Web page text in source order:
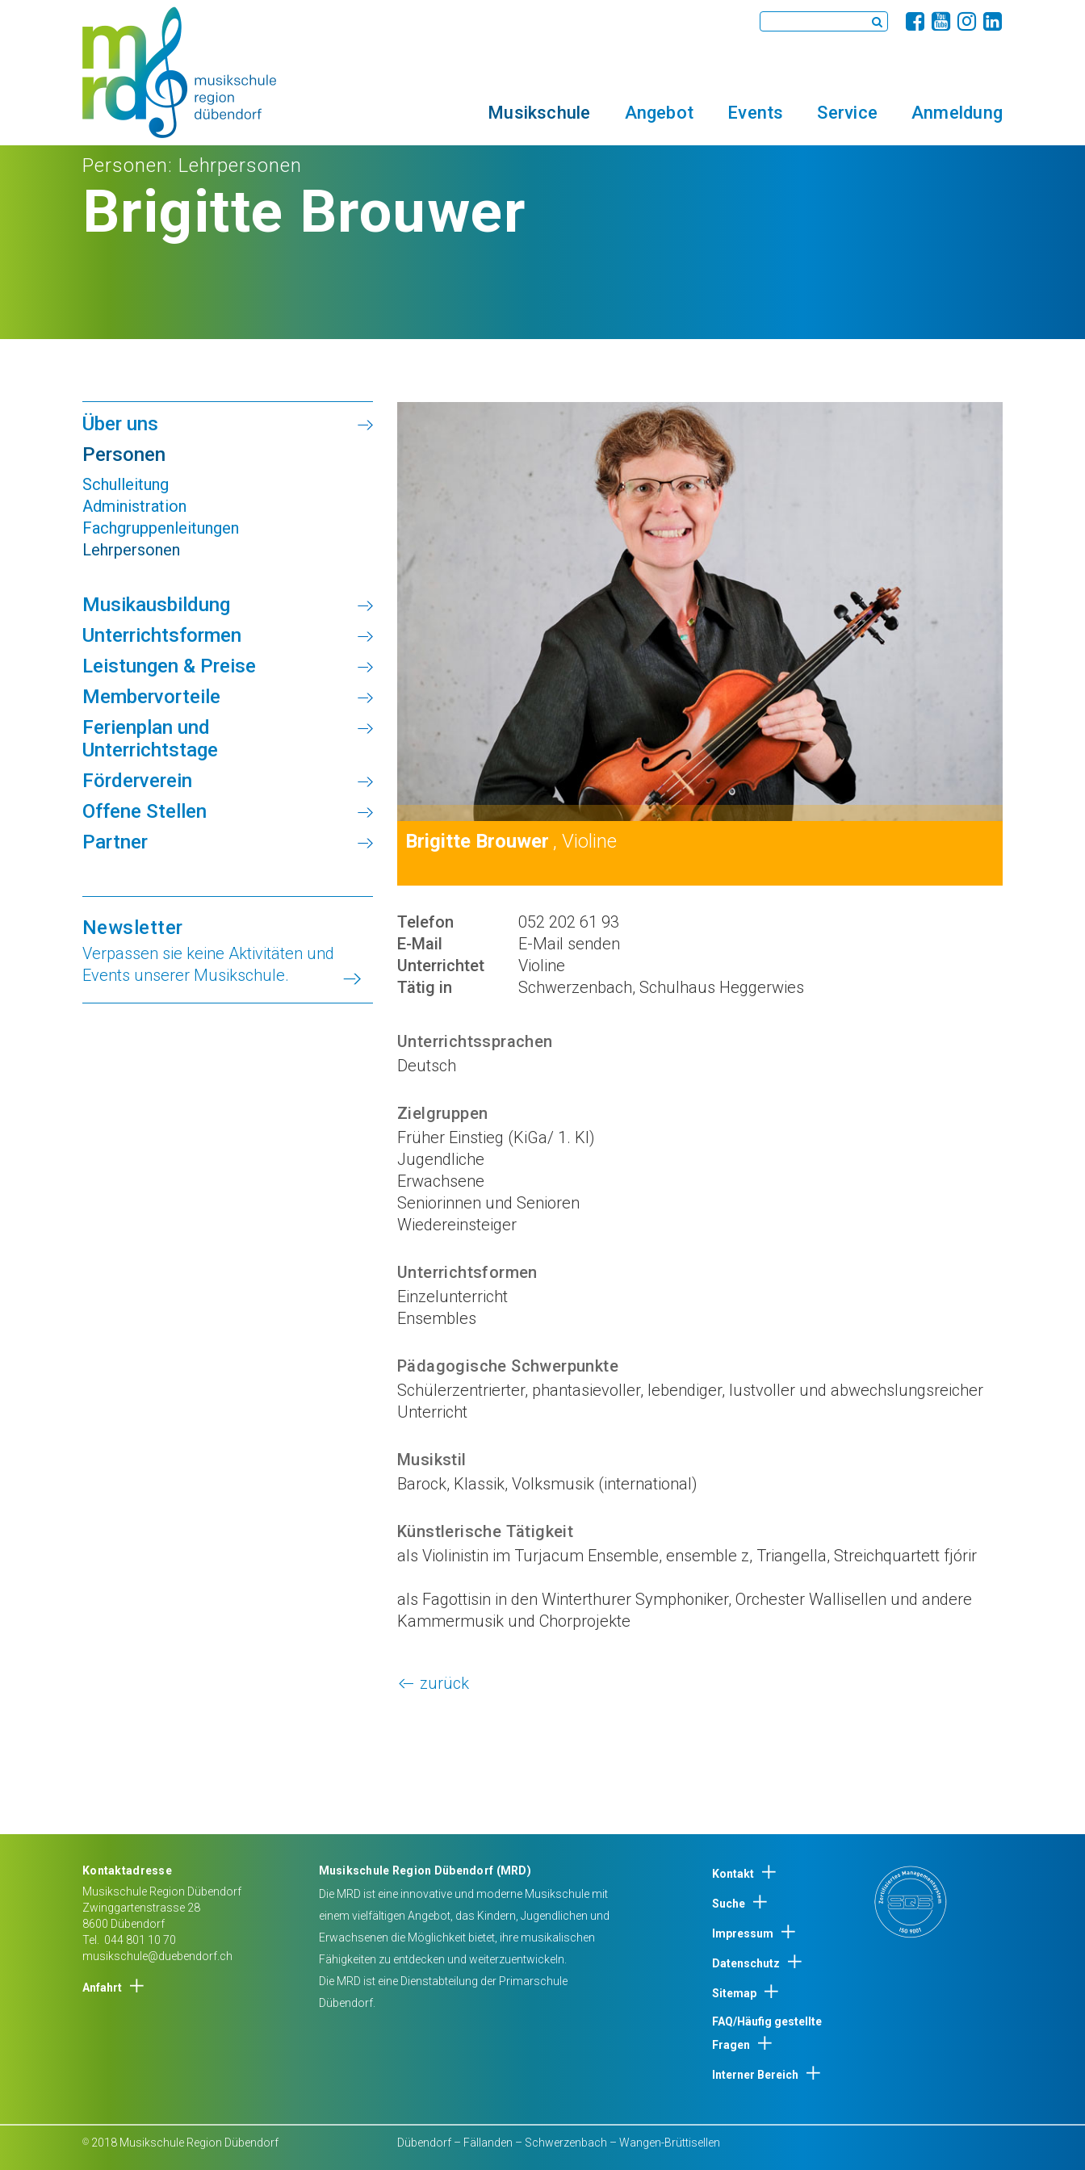
Musikschule Angebot Events Service Anmeldung
Personen: Lehrpersonen
Brigitte Brouwer
Über uns
Personen
Schulleitung
Administration
Fachgruppenleitungen
Lehrpersonen
Musikausbildung
Unterrichtsformen
Leistungen & Preise
Membervorteile
Ferienplan und
Unterrichtstage
Förderverein
Offene Stellen
Partner
Newsletter
Verpassen sie keine Aktivitäten und
Events unserer Musikschule.
Brigitte Brouwer , Violine
Telefon
052 202 61 93
E-Mail
E-Mail senden
Unterrichtet
Violine
Tätig in
Schwerzenbach, Schulhaus Heggerwies
Unterrichtssprachen
Deutsch
Zielgruppen
Früher Einstieg (KiGa/ 1. Kl)
Jugendliche
Erwachsene
Seniorinnen und Senioren
Wiedereinsteiger
Unterrichtsformen
Einzelunterricht
Ensembles
Pädagogische Schwerpunkte
Schülerzentrierter, phantasievoller, lebendiger, lustvoller und abwechslungsreicher
Unterricht
Musikstil
Barock, Klassik, Volksmusik (international)
Künstlerische Tätigkeit
als Violinistin im Turjacum Ensemble, ensemble z, Triangella, Streichquartett fjórir
als Fagottisin in den Winterthurer Symphoniker, Orchester Wallisellen und andere
Kammermusik und Chorprojekte
zurück
Kontaktadresse
Musikschule Region Dübendorf
Zwinggartenstrasse 28
8600 Dübendorf
Tel. 044 801 10 70
musikschule@duebendorf.ch
Anfahrt
Musikschule Region Dübendorf (MRD)
Die MRD ist eine innovative und moderne Musikschule mit
einem vielfältigen Angebot, das Kindern, Jugendlichen und
Erwachsenen die Möglichkeit bietet, ihre musikalischen
Fähigkeiten zu entdecken und weiterzuentwickeln.
Die MRD ist eine Dienstabteilung der Primarschule
Dübendorf.
Kontakt
Suche
Impressum
Datenschutz
Sitemap
FAQ/Häufig gestellte
Fragen
Interner Bereich
© 2018 Musikschule Region Dübendorf Dübendorf – Fällanden – Schwerzenbach – Wangen-Brüttisellen